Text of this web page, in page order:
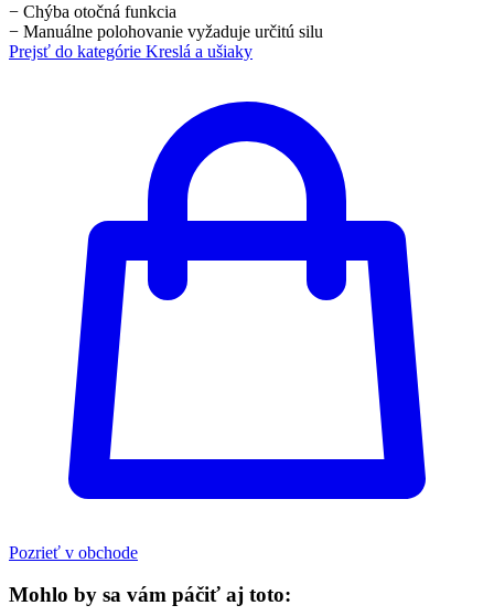
− Chýba otočná funkcia
− Manuálne polohovanie vyžaduje určitú silu
Prejsť do kategórie Kreslá a ušiaky
Pozrieť v obchode
Mohlo by sa vám páčiť aj toto: